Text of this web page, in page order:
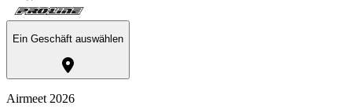
Ein Geschäft auswählen
Airmeet 2026